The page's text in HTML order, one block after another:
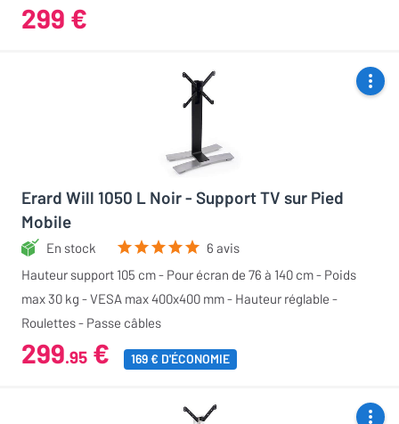
299 €
Erard Will 1050 L Noir - Support TV sur Pied
Mobile
En stock
6 avis
Hauteur support 105 cm - Pour écran de 76 à 140 cm - Poids
max 30 kg - VESA max 400x400 mm - Hauteur réglable -
Roulettes - Passe câbles
299.95 € 169 € D'ÉCONOMIE